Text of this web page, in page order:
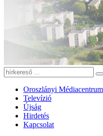
Oroszlányi Médiacentrum
Televízió
Újság
Hirdetés
Kapcsolat